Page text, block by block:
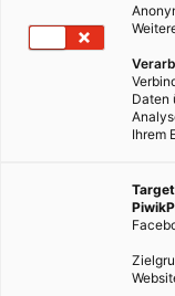
Daten
Ihrem